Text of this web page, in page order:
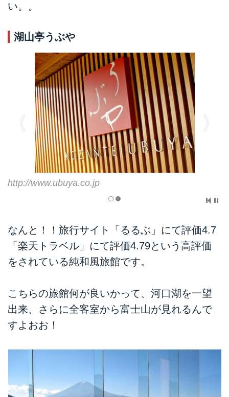
い。。
湖山亭うぶや
http://www.ubuya.co.jp
なんと！！旅行サイト「るるぶ」にて評価4.7
「楽天トラベル」にて評価4.79という高評価
をされている純和風旅館です。
こちらの旅館何が良いかって、河口湖を一望
出来、さらに全客室から富士山が見れるんで
すよおお！